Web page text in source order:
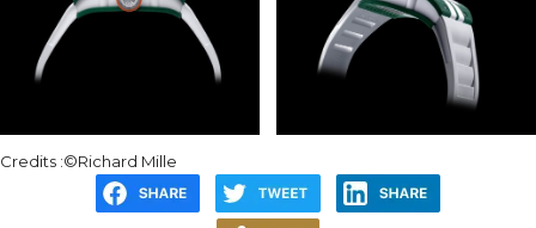
Credits :©Richard Mille